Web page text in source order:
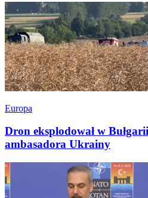
Europa
Dron eksplodował w
ambasadora Ukrainy